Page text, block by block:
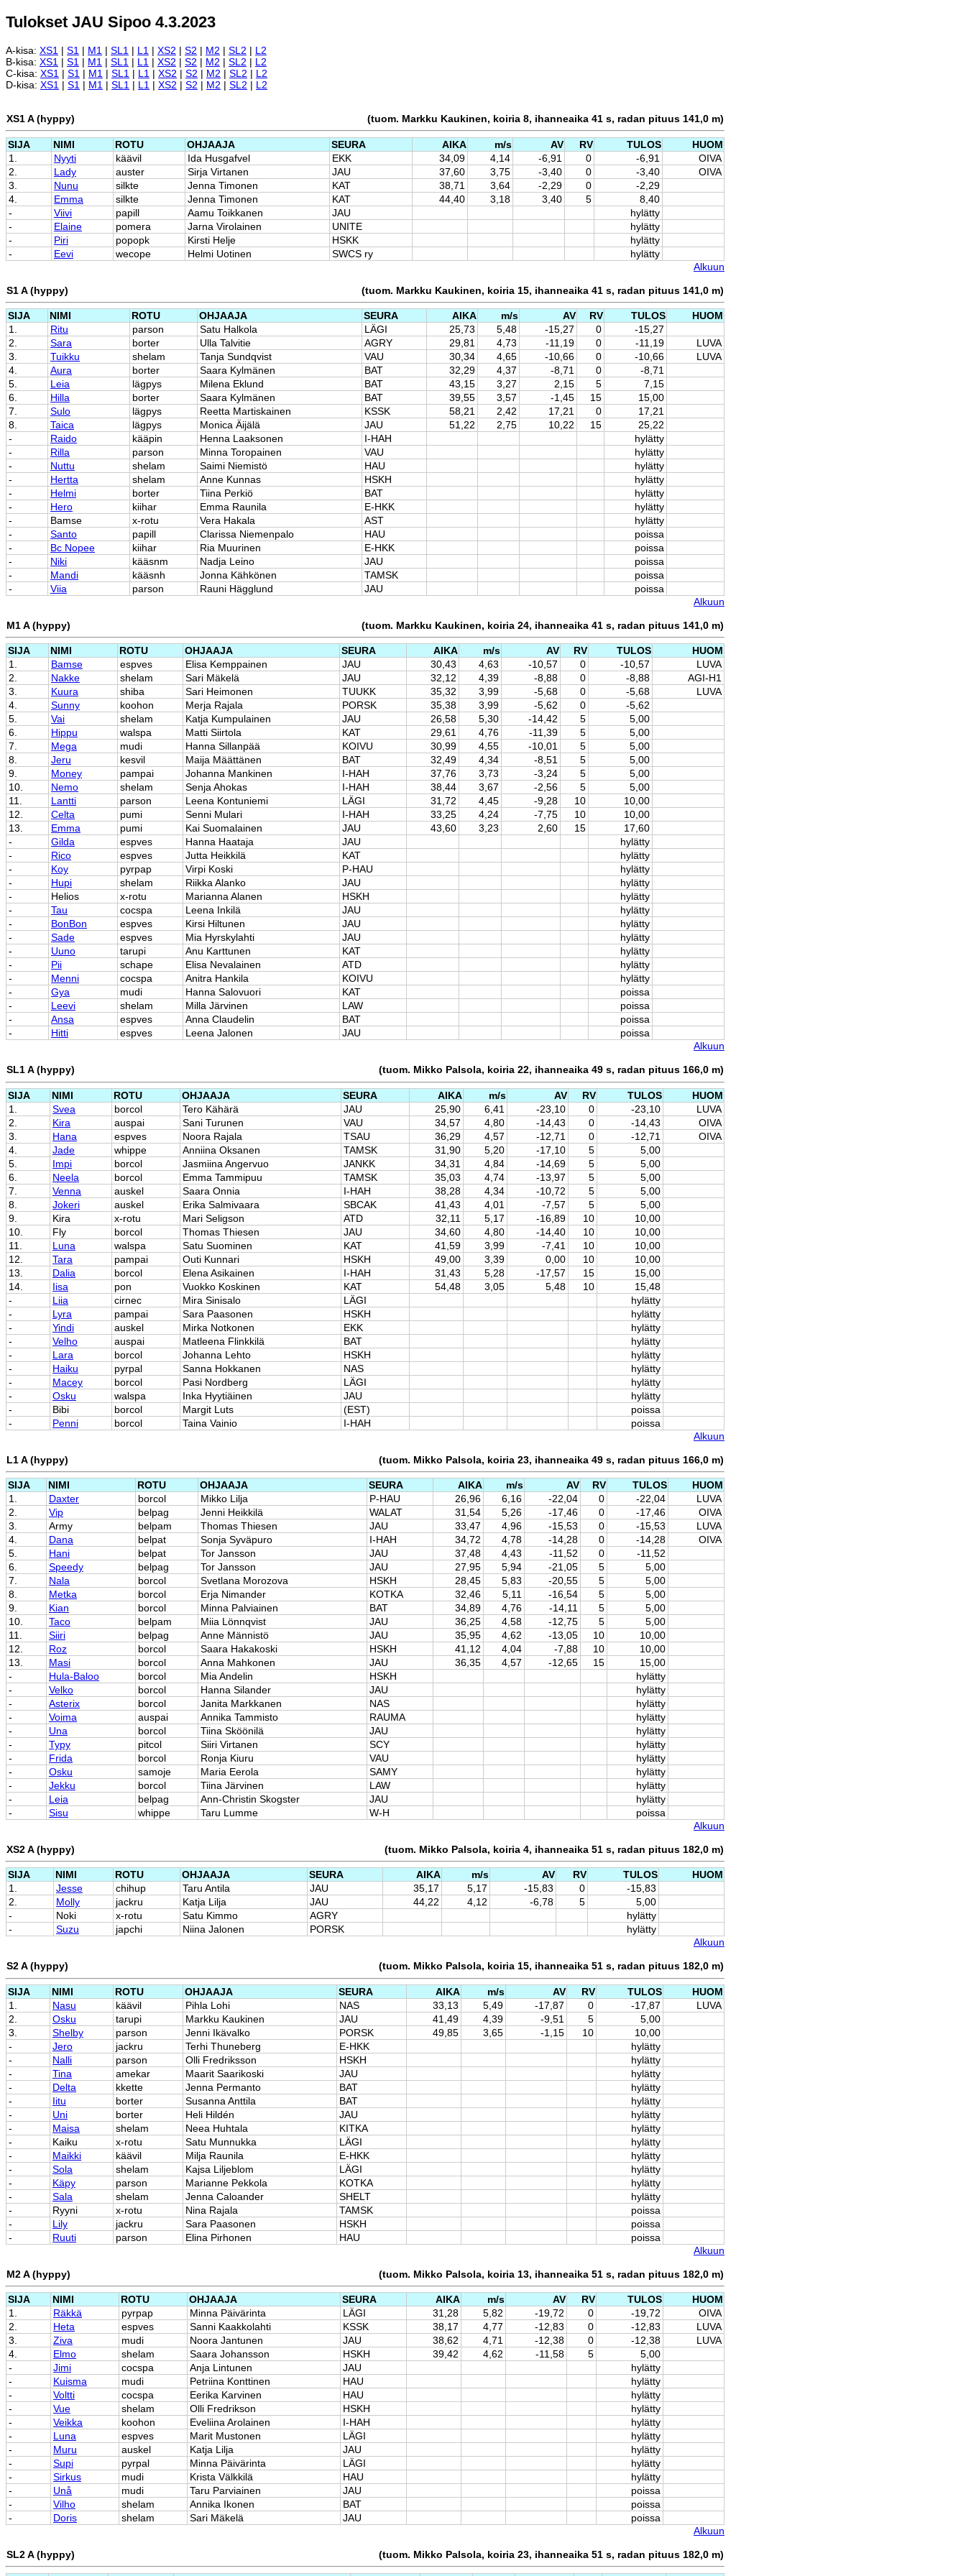
Tulokset JAU Sipoo 4.3.2023
A-kisa: XS1 | S1 | M1 | SL1 | L1 | XS2 | S2 | M2 | SL2 | L2
B-kisa: XS1 | S1 | M1 | SL1 | L1 | XS2 | S2 | M2 | SL2 | L2
C-kisa: XS1 | S1 | M1 | SL1 | L1 | XS2 | S2 | M2 | SL2 | L2
D-kisa: XS1 | S1 | M1 | SL1 | L1 | XS2 | S2 | M2 | SL2 | L2
XS1 A (hyppy) (tuom. Markku Kaukinen, koiria 8, ihanneaika 41 s, radan pituus 141,0 m)
SIJA NIMI ROTU OHJAAJA SEURA AIKA m/s AV RV TULOS
HUOM
1.
Nyyti käävil Ida Husgafvel EKK 34,09 4,14 -6,91 0 -6,91
OIVA
2.
Lady auster Sirja Virtanen JAU 37,60 3,75 -3,40 0 -3,40
OIVA
3.
Nunu silkte Jenna Timonen KAT 38,71 3,64 -2,29 0
-2,29
4.
Emma silkte Jenna Timonen KAT 44,40 3,18 3,40 5
8,40
-
Viivi papill Aamu Toikkanen JAU
hylätty
-
Elaine pomera Jarna Virolainen UNITE
hylätty
-
Piri popopk Kirsti Helje HSKK
hylätty
-
Eevi wecope Helmi Uotinen SWCS ry
hylätty
Alkuun
S1 A (hyppy) (tuom. Markku Kaukinen, koiria 15, ihanneaika 41 s, radan pituus 141,0 m)
SIJA NIMI ROTU OHJAAJA SEURA AIKA m/s AV RV TULOS
HUOM
1.
Ritu parson Satu Halkola LÄGI 25,73 5,48 -15,27 0
-15,27
2.
Sara borter Ulla Talvitie AGRY 29,81 4,73 -11,19 0 -11,19
LUVA
3.
Tuikku shelam Tanja Sundqvist VAU 30,34 4,65 -10,66 0 -10,66
LUVA
4.
Aura borter Saara Kylmänen BAT 32,29 4,37 -8,71 0
-8,71
5.
Leia lägpys Milena Eklund BAT 43,15 3,27 2,15 5
7,15
6.
Hilla borter Saara Kylmänen BAT 39,55 3,57 -1,45 15
15,00
7.
Sulo lägpys Reetta Martiskainen KSSK 58,21 2,42 17,21 0
17,21
8.
Taica lägpys Monica Äijälä JAU 51,22 2,75 10,22 15
25,22
-
Raido kääpin Henna Laaksonen I-HAH
hylätty
-
Rilla parson Minna Toropainen VAU
hylätty
-
Nuttu shelam Saimi Niemistö HAU
hylätty
-
Hertta shelam Anne Kunnas HSKH
hylätty
-
Helmi borter Tiina Perkiö BAT
hylätty
-
Hero kiihar Emma Raunila E-HKK
hylätty
-
Bamse x-rotu Vera Hakala AST
hylätty
-
Santo papill Clarissa Niemenpalo HAU
poissa
-
Bc Nopee kiihar Ria Muurinen E-HKK
poissa
-
Niki kääsnm Nadja Leino JAU
poissa
-
Mandi kääsnh Jonna Kähkönen TAMSK
poissa
-
Viia parson Rauni Hägglund JAU
poissa
Alkuun
M1 A (hyppy) (tuom. Markku Kaukinen, koiria 24, ihanneaika 41 s, radan pituus 141,0 m)
SIJA NIMI ROTU OHJAAJA SEURA AIKA m/s AV RV TULOS
HUOM
1.
Bamse espves Elisa Kemppainen JAU 30,43 4,63 -10,57 0 -10,57
LUVA
2.
Nakke shelam Sari Mäkelä JAU 32,12 4,39 -8,88 0 -8,88
AGI-H1
3.
Kuura shiba Sari Heimonen TUUKK 35,32 3,99 -5,68 0 -5,68
LUVA
4.
Sunny koohon Merja Rajala PORSK 35,38 3,99 -5,62 0
-5,62
5.
Vai shelam Katja Kumpulainen JAU 26,58 5,30 -14,42 5
5,00
6.
Hippu walspa Matti Siirtola KAT 29,61 4,76 -11,39 5
5,00
7.
Mega mudi Hanna Sillanpää KOIVU 30,99 4,55 -10,01 5
5,00
8.
Jeru kesvil Maija Määttänen BAT 32,49 4,34 -8,51 5
5,00
9.
Money pampai Johanna Mankinen I-HAH 37,76 3,73 -3,24 5
5,00
10.
Nemo shelam Senja Ahokas I-HAH 38,44 3,67 -2,56 5
5,00
11.
Lantti parson Leena Kontuniemi LÄGI 31,72 4,45 -9,28 10
10,00
12.
Celta pumi Senni Mulari I-HAH 33,25 4,24 -7,75 10
10,00
13.
Emma pumi Kai Suomalainen JAU 43,60 3,23 2,60 15
17,60
-
Gilda espves Hanna Haataja JAU
hylätty
-
Rico espves Jutta Heikkilä KAT
hylätty
-
Koy pyrpap Virpi Koski P-HAU
hylätty
-
Hupi shelam Riikka Alanko JAU
hylätty
-
Helios x-rotu Marianna Alanen HSKH
hylätty
-
Tau cocspa Leena Inkilä JAU
hylätty
-
BonBon espves Kirsi Hiltunen JAU
hylätty
-
Sade espves Mia Hyrskylahti JAU
hylätty
-
Uuno tarupi Anu Karttunen KAT
hylätty
-
Pii schape Elisa Nevalainen ATD
hylätty
-
Menni cocspa Anitra Hankila KOIVU
hylätty
-
Gya mudi Hanna Salovuori KAT
poissa
-
Leevi shelam Milla Järvinen LAW
poissa
-
Ansa espves Anna Claudelin BAT
poissa
-
Hitti espves Leena Jalonen JAU
poissa
Alkuun
SL1 A (hyppy) (tuom. Mikko Palsola, koiria 22, ihanneaika 49 s, radan pituus 166,0 m)
SIJA NIMI ROTU OHJAAJA SEURA AIKA m/s AV RV TULOS
HUOM
1.
Svea borcol Tero Kähärä JAU 25,90 6,41 -23,10 0 -23,10
LUVA
2.
Kira auspai Sani Turunen VAU 34,57 4,80 -14,43 0 -14,43
OIVA
3.
Hana espves Noora Rajala TSAU 36,29 4,57 -12,71 0 -12,71
OIVA
4.
Jade whippe Anniina Oksanen TAMSK 31,90 5,20 -17,10 5
5,00
5.
Impi borcol Jasmiina Angervuo JANKK 34,31 4,84 -14,69 5
5,00
6.
Neela borcol Emma Tammipuu TAMSK 35,03 4,74 -13,97 5
5,00
7.
Venna auskel Saara Onnia I-HAH 38,28 4,34 -10,72 5
5,00
8.
Jokeri auskel Erika Salmivaara SBCAK 41,43 4,01 -7,57 5
5,00
9.
Kira x-rotu Mari Seligson ATD 32,11 5,17 -16,89 10
10,00
10.
Fly borcol Thomas Thiesen JAU 34,60 4,80 -14,40 10
10,00
11.
Luna walspa Satu Suominen KAT 41,59 3,99 -7,41 10
10,00
12.
Tara pampai Outi Kunnari HSKH 49,00 3,39 0,00 10
10,00
13.
Dalia borcol Elena Asikainen I-HAH 31,43 5,28 -17,57 15
15,00
14.
Iisa pon Vuokko Koskinen KAT 54,48 3,05 5,48 10
15,48
-
Liia cirnec Mira Sinisalo LÄGI
hylätty
-
Lyra pampai Sara Paasonen HSKH
hylätty
-
Yindi auskel Mirka Notkonen EKK
hylätty
-
Velho auspai Matleena Flinkkilä BAT
hylätty
-
Lara borcol Johanna Lehto HSKH
hylätty
-
Haiku pyrpal Sanna Hokkanen NAS
hylätty
-
Macey borcol Pasi Nordberg LÄGI
hylätty
-
Osku walspa Inka Hyytiäinen JAU
hylätty
-
Bibi borcol Margit Luts (EST)
poissa
-
Penni borcol Taina Vainio I-HAH
poissa
Alkuun
L1 A (hyppy) (tuom. Mikko Palsola, koiria 23, ihanneaika 49 s, radan pituus 166,0 m)
SIJA NIMI ROTU OHJAAJA SEURA AIKA m/s AV RV TULOS
HUOM
1.
Daxter borcol Mikko Lilja P-HAU 26,96 6,16 -22,04 0 -22,04
LUVA
2.
Vip belpag Jenni Heikkilä WALAT 31,54 5,26 -17,46 0 -17,46
OIVA
3.
Army belpam Thomas Thiesen JAU 33,47 4,96 -15,53 0 -15,53
LUVA
4.
Dana belpat Sonja Syväpuro I-HAH 34,72 4,78 -14,28 0 -14,28
OIVA
5.
Hani belpat Tor Jansson JAU 37,48 4,43 -11,52 0
-11,52
6.
Speedy belpag Tor Jansson JAU 27,95 5,94 -21,05 5
5,00
7.
Nala borcol Svetlana Morozova HSKH 28,45 5,83 -20,55 5
5,00
8.
Metka borcol Erja Nimander KOTKA 32,46 5,11 -16,54 5
5,00
9.
Kian borcol Minna Palviainen BAT 34,89 4,76 -14,11 5
5,00
10.
Taco belpam Miia Lönnqvist JAU 36,25 4,58 -12,75 5
5,00
11.
Siiri belpag Anne Männistö JAU 35,95 4,62 -13,05 10
10,00
12.
Roz borcol Saara Hakakoski HSKH 41,12 4,04 -7,88 10
10,00
13.
Masi borcol Anna Mahkonen JAU 36,35 4,57 -12,65 15
15,00
-
Hula-Baloo borcol Mia Andelin HSKH
hylätty
-
Velko borcol Hanna Silander JAU
hylätty
-
Asterix borcol Janita Markkanen NAS
hylätty
-
Voima auspai Annika Tammisto RAUMA
hylätty
-
Una borcol Tiina Sköönilä JAU
hylätty
-
Typy pitcol Siiri Virtanen SCY
hylätty
-
Frida borcol Ronja Kiuru VAU
hylätty
-
Osku samoje Maria Eerola SAMY
hylätty
-
Jekku borcol Tiina Järvinen LAW
hylätty
-
Leia belpag Ann-Christin Skogster JAU
hylätty
-
Sisu whippe Taru Lumme W-H
poissa
Alkuun
XS2 A (hyppy) (tuom. Mikko Palsola, koiria 4, ihanneaika 51 s, radan pituus 182,0 m)
SIJA NIMI ROTU OHJAAJA SEURA AIKA m/s AV RV TULOS
HUOM
1.
Jesse chihup Taru Antila JAU 35,17 5,17 -15,83 0
-15,83
2.
Molly jackru Katja Lilja JAU 44,22 4,12 -6,78 5
5,00
-
Noki x-rotu Satu Kimmo AGRY
hylätty
-
Suzu japchi Niina Jalonen PORSK
hylätty
Alkuun
S2 A (hyppy) (tuom. Mikko Palsola, koiria 15, ihanneaika 51 s, radan pituus 182,0 m)
SIJA NIMI ROTU OHJAAJA SEURA AIKA m/s AV RV TULOS
HUOM
1.
Nasu käävil Pihla Lohi NAS 33,13 5,49 -17,87 0 -17,87
LUVA
2.
Osku tarupi Markku Kaukinen JAU 41,49 4,39 -9,51 5
5,00
3.
Shelby parson Jenni Ikävalko PORSK 49,85 3,65 -1,15 10
10,00
-
Jero jackru Terhi Thuneberg E-HKK
hylätty
-
Nalli parson Olli Fredriksson HSKH
hylätty
-
Tina amekar Maarit Saarikoski JAU
hylätty
-
Delta kkette Jenna Permanto BAT
hylätty
-
Iitu borter Susanna Anttila BAT
hylätty
-
Uni borter Heli Hildén JAU
hylätty
-
Maisa shelam Neea Huhtala KITKA
hylätty
-
Kaiku x-rotu Satu Munnukka LÄGI
hylätty
-
Maikki käävil Milja Raunila E-HKK
hylätty
-
Sola shelam Kajsa Liljeblom LÄGI
hylätty
-
Käpy parson Marianne Pekkola KOTKA
hylätty
-
Sala shelam Jenna Caloander SHELT
hylätty
-
Ryyni x-rotu Nina Rajala TAMSK
poissa
-
Lily jackru Sara Paasonen HSKH
poissa
-
Ruuti parson Elina Pirhonen HAU
poissa
Alkuun
M2 A (hyppy) (tuom. Mikko Palsola, koiria 13, ihanneaika 51 s, radan pituus 182,0 m)
SIJA NIMI ROTU OHJAAJA SEURA AIKA m/s AV RV TULOS
HUOM
1.
Räkkä pyrpap Minna Päivärinta LÄGI 31,28 5,82 -19,72 0 -19,72
OIVA
2.
Heta espves Sanni Kaakkolahti KSSK 38,17 4,77 -12,83 0 -12,83
LUVA
3.
Ziva mudi Noora Jantunen JAU 38,62 4,71 -12,38 0 -12,38
LUVA
4.
Elmo shelam Saara Johansson HSKH 39,42 4,62 -11,58 5
5,00
-
Jimi cocspa Anja Lintunen JAU
hylätty
-
Kuisma mudi Petriina Konttinen HAU
hylätty
-
Voltti cocspa Eerika Karvinen HAU
hylätty
-
Vue shelam Olli Fredrikson HSKH
hylätty
-
Veikka koohon Eveliina Arolainen I-HAH
hylätty
-
Luna espves Marit Mustonen LÄGI
hylätty
-
Muru auskel Katja Lilja JAU
hylätty
-
Supi pyrpal Minna Päivärinta LÄGI
hylätty
-
Sirkus mudi Krista Välkkilä HAU
hylätty
-
Unå mudi Taru Parviainen JAU
poissa
-
Vilho shelam Annika Ikonen BAT
poissa
-
Doris shelam Sari Mäkelä JAU
poissa
Alkuun
SL2 A (hyppy) (tuom. Mikko Palsola, koiria 23, ihanneaika 51 s, radan pituus 182,0 m)